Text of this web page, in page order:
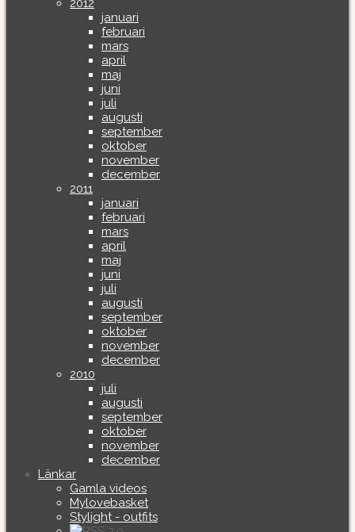
2012
januari
februari
mars
april
maj
juni
juli
augusti
september
oktober
november
december
2011
januari
februari
mars
april
maj
juni
juli
augusti
september
oktober
november
december
2010
juli
augusti
september
oktober
november
december
Länkar
Gamla videos
Mylovebasket
Stylight - outfits